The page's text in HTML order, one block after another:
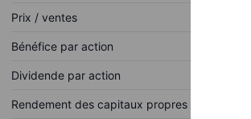
Prix / ventes
Bénéfice par action
Dividende par action
Rendement des capitaux propres